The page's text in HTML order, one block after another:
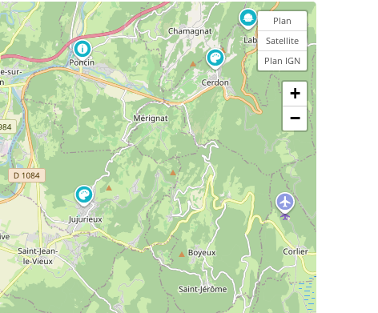
Plan
Satellite
Plan IGN
+
−